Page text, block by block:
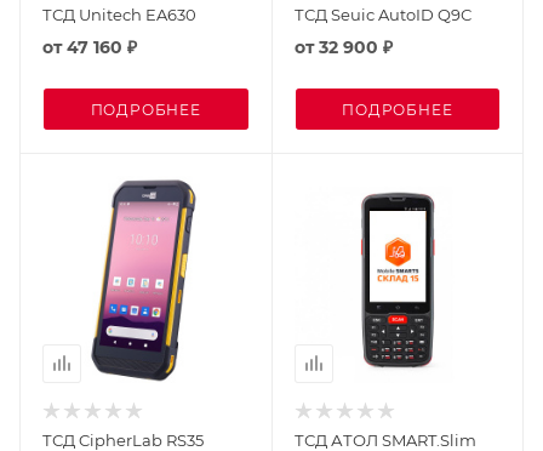
ТСД Unitech EA630
от47 160 ₽
ПОДРОБНЕЕ
ТСД Seuic AutoID Q9С
от32 900 ₽
ПОДРОБНЕЕ
ТСД CipherLab RS35
ТСД АТОЛ SMART.Slim